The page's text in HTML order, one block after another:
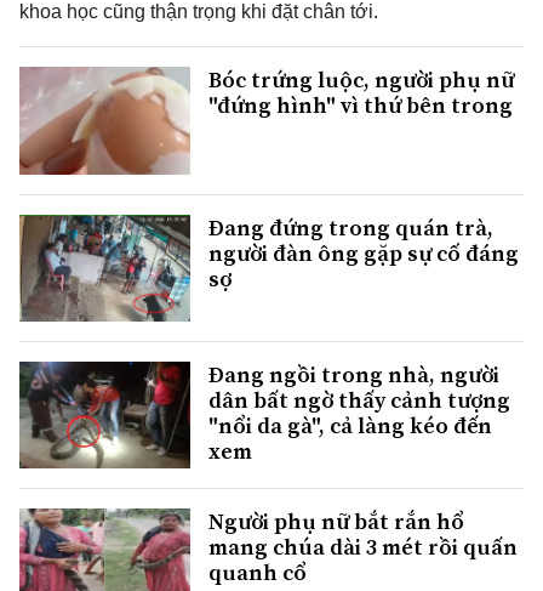
khoa học cũng thận trọng khi đặt chân tới.
Bóc trứng luộc, người phụ nữ
"đứng hình" vì thứ bên trong
Đang đứng trong quán trà,
người đàn ông gặp sự cố đáng
sợ
Đang ngồi trong nhà, người
dân bất ngờ thấy cảnh tượng
"nổi da gà", cả làng kéo đến
xem
Người phụ nữ bắt rắn hổ
mang chúa dài 3 mét rồi quấn
quanh cổ